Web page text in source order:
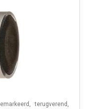
terugverend,